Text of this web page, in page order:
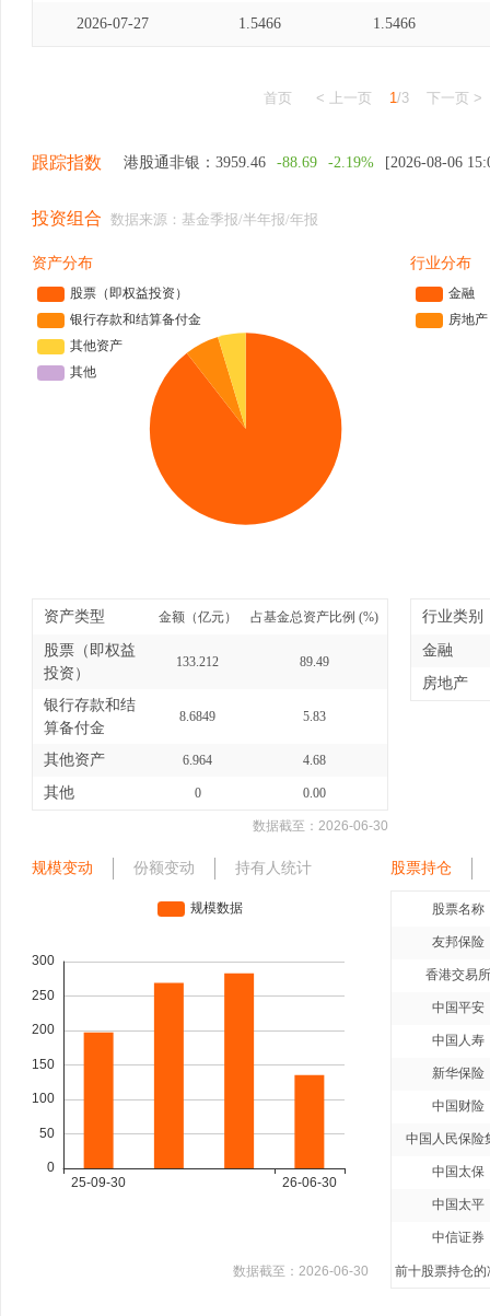
2026-07-27 1.5466 1.5466
首页 < 上一页 1/3 下一页 >
跟踪指数 港股通非银： 3959.46 -88.69 -2.19% [2026-08-06
投资组合 数据来源：基金季报/半年报/年报
资产分布
资产类型 金额（亿元） 占基金总资产比例 (%)
股票（即权益
投资）
133.212 89.49
银行存款和结
算备付金
8.6849 5.83
其他资产 6.964 4.68
其他 0 0.00
数据截至： 2026-06-30
行业分布
行业类别
金融
房地产
规模变动 份额变动 持有人统计
数据截至： 2026-06-30
股票持仓
股票名称
友邦保险
香港交易所
中国平安
中国人寿
新华保险
中国财险
中国人民保险
中国太保
中国太平
中信证券
前十股票持仓的